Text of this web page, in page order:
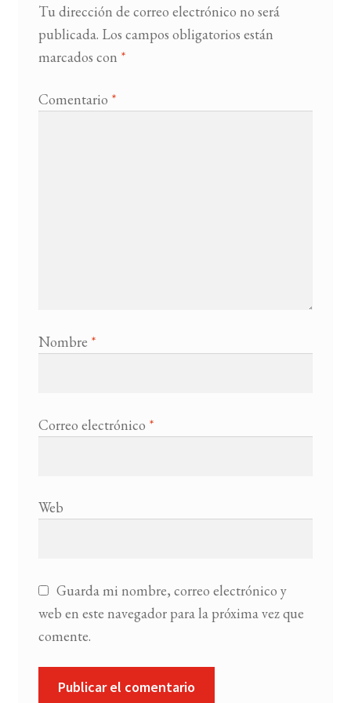
Tu dirección de correo electrónico no será
publicada. Los campos obligatorios están
marcados con *
Comentario *
Nombre *
Correo electrónico *
Web
Guarda mi nombre, correo electrónico y
web en este navegador para la próxima vez que
comente.